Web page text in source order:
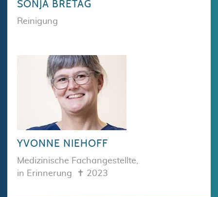
SONJA BRETAG
Reinigung
YVONNE NIEHOFF
Medizinische Fachangestellte,
in Erinnerung ✝︎ 2023